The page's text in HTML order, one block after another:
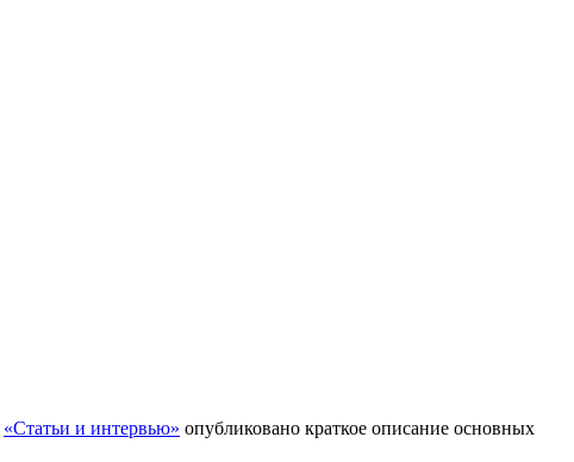
«Статьи и интервью» опубликовано краткое описание основных